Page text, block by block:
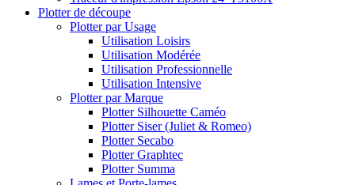
Plotter de découpe
Plotter par Usage
Utilisation Loisirs
Utilisation Modérée
Utilisation Professionnelle
Utilisation Intensive
Plotter par Marque
Plotter Silhouette Caméo
Plotter Siser (Juliet & Romeo)
Plotter Secabo
Plotter Graphtec
Plotter Summa